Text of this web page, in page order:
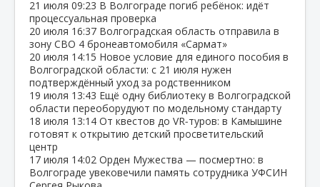
21 июля 09:23 В Волгограде погиб ребёнок: идёт
процессуальная проверка
20 июля 16:37 Волгоградская область отправила в
зону СВО 4 бронеавтомобиля «Сармат»
20 июля 14:15 Новое условие для единого пособия в
Волгоградской области: с 21 июля нужен
подтверждённый уход за родственником
19 июля 13:43 Ещё одну библиотеку в Волгоградской
области переоборудуют по модельному стандарту
18 июля 13:14 От квестов до VR‑туров: в Камышине
готовят к открытию детский просветительский
центр
17 июля 14:02 Орден Мужества — посмертно: в
Волгограде увековечили память сотрудника УФСИН